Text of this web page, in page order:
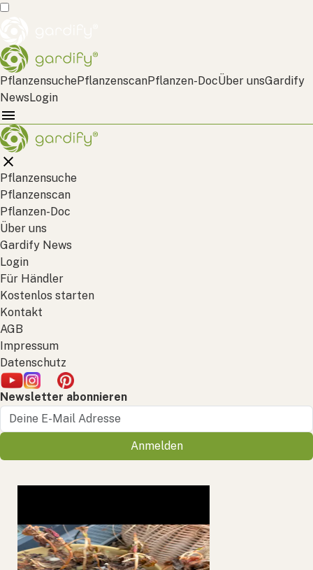
PflanzensuchePflanzenscanPflanzen-DocÜber unsGardify
NewsLogin
Pflanzensuche
Pflanzenscan
Pflanzen-Doc
Über uns
Gardify News
Login
Für Händler
Kostenlos starten
Kontakt
AGB
Impressum
Datenschutz
Newsletter abonnieren
Anmelden